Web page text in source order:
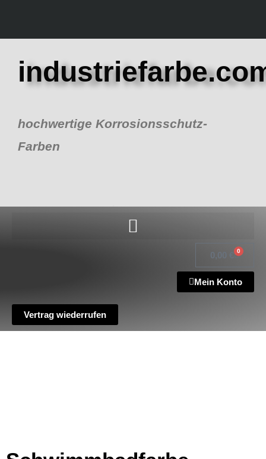
springen
hochwertige Korrosionsschutz-
Farben
0,00 0
Mein Konto
Vertrag wiederrufen